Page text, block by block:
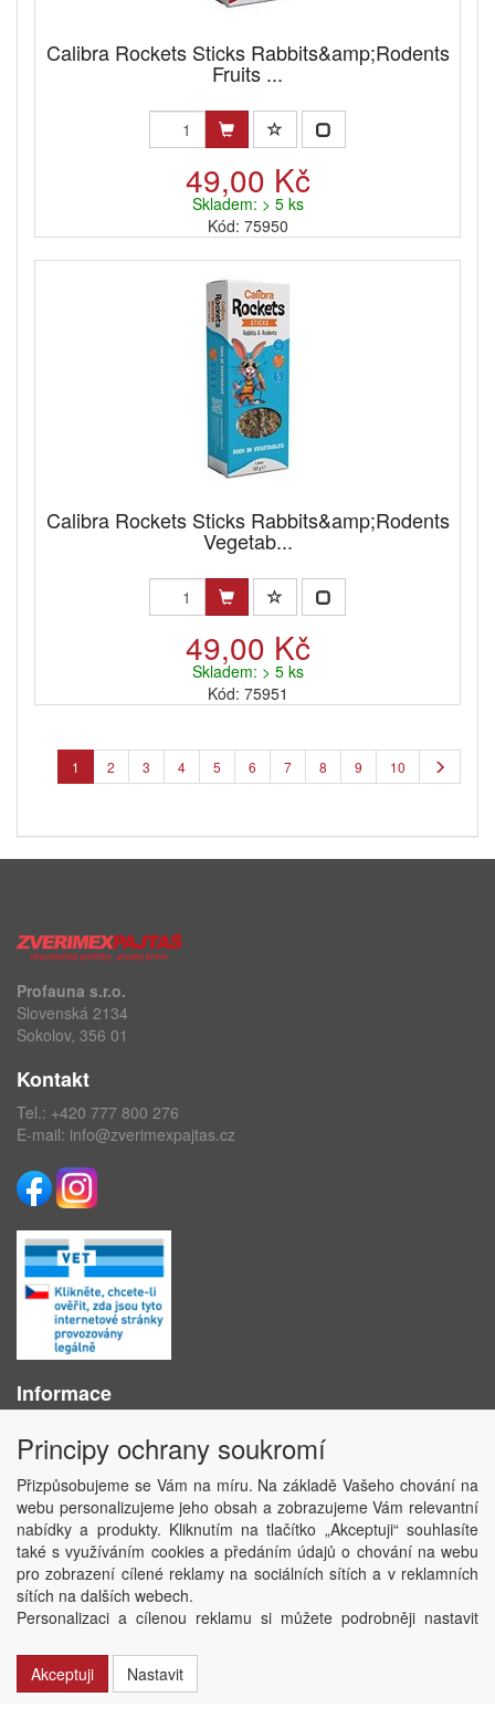
Calibra Rockets Sticks Rabbits&amp;Rodents
Fruits ...
49,00 Kč
Skladem: > 5 ks
Kód: 75950
Calibra Rockets Sticks Rabbits&amp;Rodents
Vegetab...
49,00 Kč
Skladem: > 5 ks
Kód: 75951
1 2 3 4 5 6 7 8 9 10
Profauna s.r.o.
Slovenská 2134
Sokolov, 356 01
Kontakt
Tel.: +420 777 800 276
E-mail: info@zverimexpajtas.cz
Informace
Obchodní podmínky
Ochrana osobních údajů
Kontakt
Losování účtenek
Aktuality
Nastavení soukromí
Copyright © ABRA Software a.s. 2020
Principy ochrany soukromí
Přizpůsobujeme se Vám na míru. Na základě Vašeho chování na
webu personalizujeme jeho obsah a zobrazujeme Vám relevantní
nabídky a produkty. Kliknutím na tlačítko „Akceptuji“ souhlasíte
také s využíváním cookies a předáním údajů o chování na webu
pro zobrazení cílené reklamy na sociálních sítích a v reklamních
sítích na dalších webech.
Personalizaci a cílenou reklamu si můžete podrobněji nastavit
Akceptuji
Nastavit